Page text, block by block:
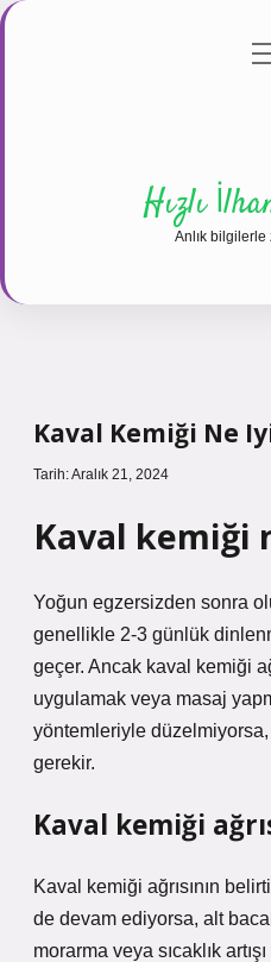
Gizlilik
Hızlı
Anlık
Kaval Kemiği Ne
Tarih: Aralık 21, 2024
Kaval kemiği
Yoğun egzersizden sonra
genellikle 2-3 günlük
geçer. Ancak kaval kemiği
uygulamak veya masaj
yöntemleriyle
gerekir.
Kaval kemiği
Kaval kemiği ağrısının
de devam ediyorsa, alt
morarma veya sıcaklık